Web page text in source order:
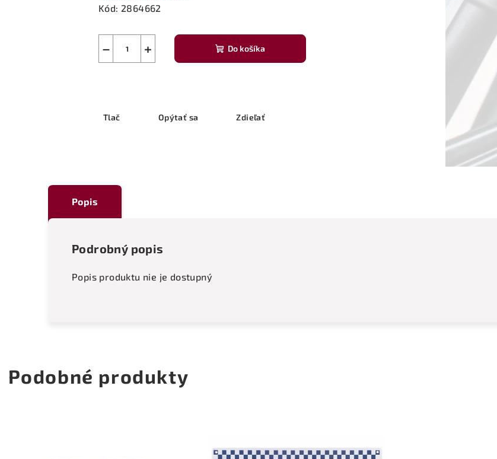
Kód: 2864662
+
− Do košíka
Tlač Opýtať sa Zdieľať
Popis
Podrobný popis
Popis produktu nie je dostupný
Podobné produkty